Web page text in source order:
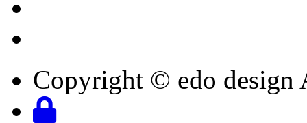
Copyright © edo design